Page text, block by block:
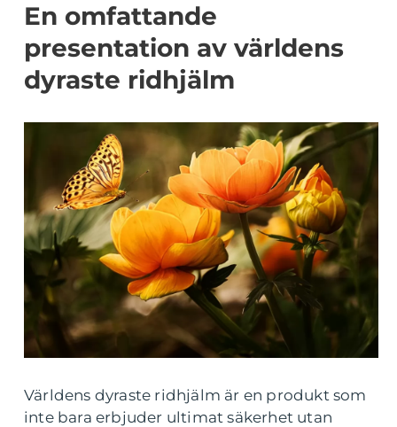
En omfattande
presentation av världens
dyraste ridhjälm
Världens dyraste ridhjälm är en produkt som
inte bara erbjuder ultimat säkerhet utan